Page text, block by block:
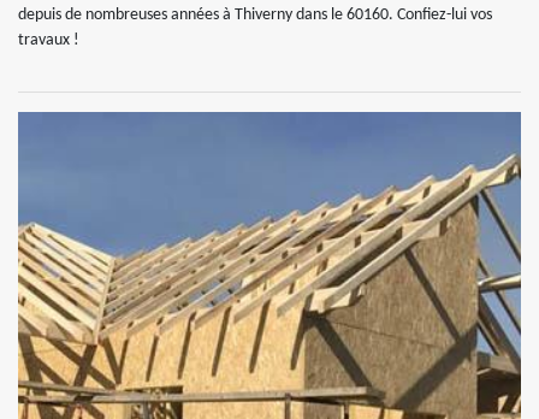
depuis de nombreuses années à Thiverny dans le 60160. Confiez-lui vos
travaux !